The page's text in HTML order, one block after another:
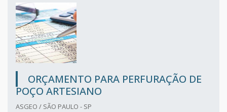
ORÇAMENTO PARA PERFURAÇÃO DE
POÇO ARTESIANO
ASGEO / SÃO PAULO - SP